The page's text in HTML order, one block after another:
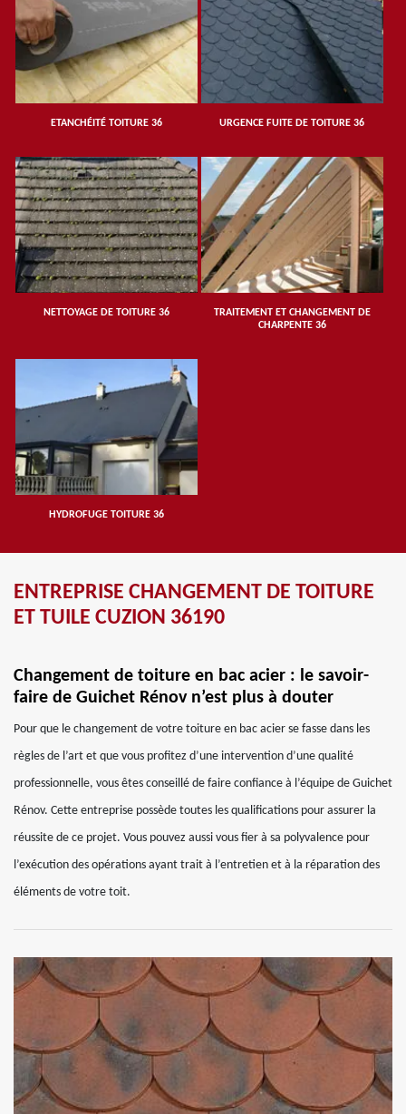
ETANCHÉITÉ TOITURE 36 URGENCE FUITE DE TOITURE 36
NETTOYAGE DE TOITURE 36
TRAITEMENT ET CHANGEMENT DE
CHARPENTE 36
HYDROFUGE TOITURE 36
ENTREPRISE CHANGEMENT DE TOITURE
ET TUILE CUZION 36190
Changement de toiture en bac acier : le savoir-
faire de Guichet Rénov n’est plus à douter
Pour que le changement de votre toiture en bac acier se fasse dans les
règles de l’art et que vous profitez d’une intervention d’une qualité
professionnelle, vous êtes conseillé de faire confiance à l’équipe de Guichet
Rénov. Cette entreprise possède toutes les qualifications pour assurer la
réussite de ce projet. Vous pouvez aussi vous fier à sa polyvalence pour
l’exécution des opérations ayant trait à l’entretien et à la réparation des
éléments de votre toit.